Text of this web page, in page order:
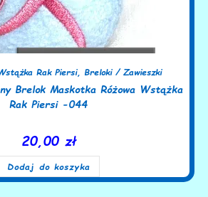
Rak Piersi, Breloki / Zawieszki
Brelok Maskotka Różowa Wstążka
Rak Piersi -044
20,00 zł
Dodaj do koszyka